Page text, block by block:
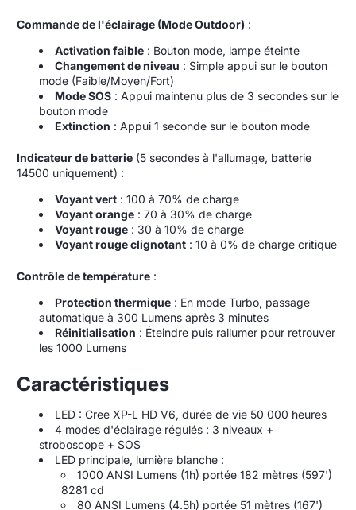
Commande de l'éclairage (Mode Outdoor) :
Activation faible : Bouton mode, lampe éteinte
Changement de niveau : Simple appui sur le bouton
mode (Faible/Moyen/Fort)
Mode SOS : Appui maintenu plus de 3 secondes sur le
bouton mode
Extinction : Appui 1 seconde sur le bouton mode
Indicateur de batterie (5 secondes à l'allumage, batterie
14500 uniquement) :
Voyant vert : 100 à 70% de charge
Voyant orange : 70 à 30% de charge
Voyant rouge : 30 à 10% de charge
Voyant rouge clignotant : 10 à 0% de charge critique
Contrôle de température :
Protection thermique : En mode Turbo, passage
automatique à 300 Lumens après 3 minutes
Réinitialisation : Éteindre puis rallumer pour retrouver
les 1000 Lumens
Caractéristiques
LED : Cree XP-L HD V6, durée de vie 50 000 heures
4 modes d'éclairage régulés : 3 niveaux +
stroboscope + SOS
LED principale, lumière blanche :
1000 ANSI Lumens (1h) portée 182 mètres (597')
8281 cd
80 ANSI Lumens (4.5h) portée 51 mètres (167')